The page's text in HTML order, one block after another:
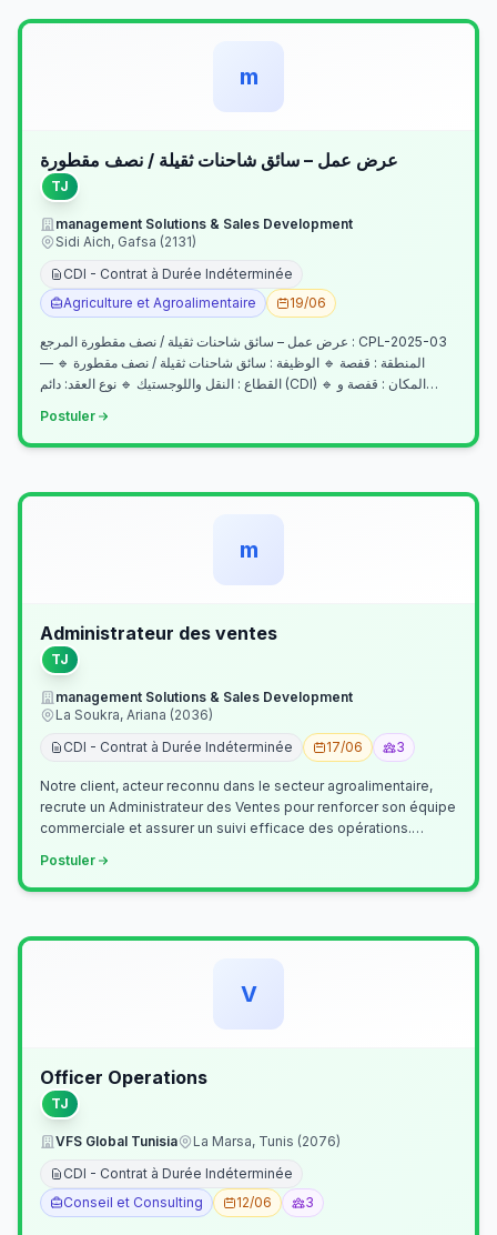
m
عرض عمل – سائق شاحنات ثقيلة / نصف مقطورة
TJ
management Solutions & Sales Development
Sidi Aich, Gafsa (2131)
CDI - Contrat à Durée Indéterminée
Agriculture et Agroalimentaire
19/06
عرض عمل – سائق شاحنات ثقيلة / نصف مقطورة المرجع : CPL-2025-03
— المنطقة : قفصة 🔹 الوظيفة : سائق شاحنات ثقيلة / نصف مقطورة 🔹
القطاع : النقل واللوجستيك 🔹 نوع العقد: دائم (CDI) 🔹 المكان : قفصة و…
Postuler
m
Administrateur des ventes
TJ
management Solutions & Sales Development
La Soukra, Ariana (2036)
CDI - Contrat à Durée Indéterminée
17/06 3
Notre client, acteur reconnu dans le secteur agroalimentaire,
recrute un Administrateur des Ventes pour renforcer son équipe
commerciale et assurer un suivi efficace des opérations.
Postuler
V
Officer Operations
TJ
VFS Global Tunisia
La Marsa, Tunis (2076)
CDI - Contrat à Durée Indéterminée
Conseil et Consulting
12/06 3